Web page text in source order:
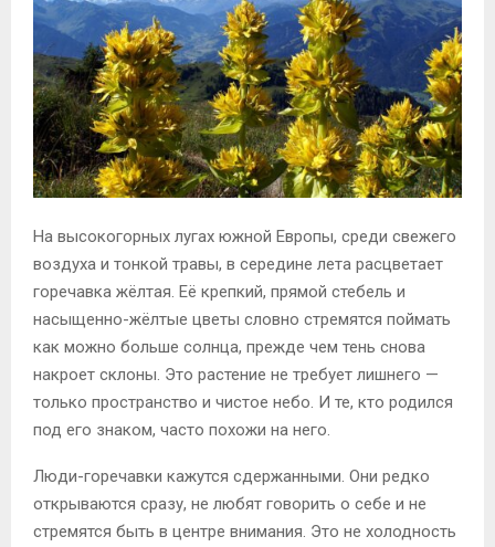
N
U
На высокогорных лугах южной Европы, среди свежего
воздуха и тонкой травы, в середине лета расцветает
горечавка жёлтая. Её крепкий, прямой стебель и
насыщенно-жёлтые цветы словно стремятся поймать
как можно больше солнца, прежде чем тень снова
накроет склоны. Это растение не требует лишнего —
только пространство и чистое небо. И те, кто родился
под его знаком, часто похожи на него.
Люди-горечавки кажутся сдержанными. Они редко
открываются сразу, не любят говорить о себе и не
стремятся быть в центре внимания. Это не холодность